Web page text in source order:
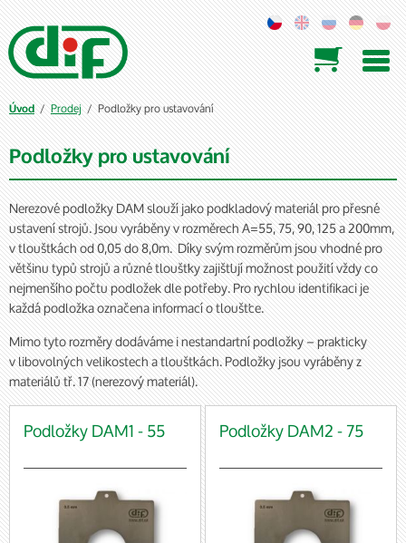

Úvod/Prodej/ Podložky pro ustavování
Podložky pro ustavování
Nerezové podložky DAM slouží jako podkladový materiál pro přesné
ustavení strojů. Jsou vyráběny v rozměrech A=55, 75, 90, 125 a 200mm,
v tloušťkách od 0,05 do 8,0m. Díky svým rozměrům jsou vhodné pro
většinu typů strojů a různé tloušťky zajišťují možnost použití vždy co
nejmenšího počtu podložek dle potřeby. Pro rychlou identifikaci je
každá podložka označena informací o tloušťce.
Mimo tyto rozměry dodáváme i nestandartní podložky – prakticky
v libovolných velikostech a tloušťkách. Podložky jsou vyráběny z
materiálů tř. 17 (nerezový materiál).
Podložky DAM1 - 55 Podložky DAM2 - 75